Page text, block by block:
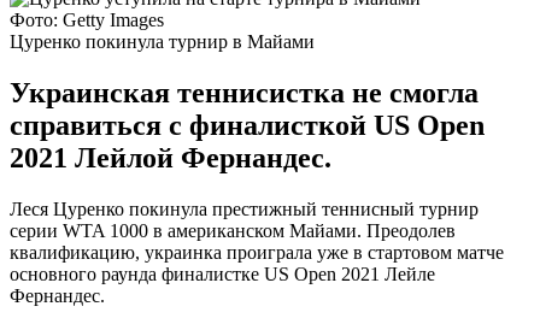
Фото: Getty Images
Цуренко покинула турнир в Майами
Украинская теннисистка не смогла
справиться с финалисткой US Open
2021 Лейлой Фернандес.
Леся Цуренко покинула престижный теннисный турнир
серии WTA 1000 в американском Майами. Преодолев
квалификацию, украинка проиграла уже в стартовом матче
основного раунда финалистке US Open 2021 Лейле
Фернандес.